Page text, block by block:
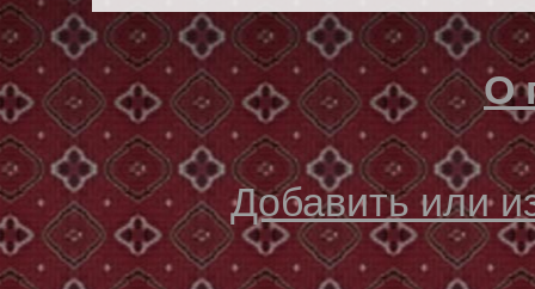
О
Добавить или